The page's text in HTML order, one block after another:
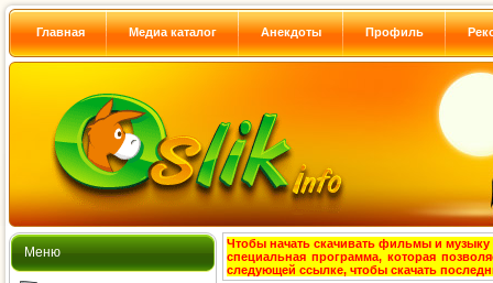
Главная Медиа каталог Анекдоты Профиль
Меню
Чтобы начать скачивать фильмы и музыку
специальная программа, которая
следующей ссылке, чтобы скачать